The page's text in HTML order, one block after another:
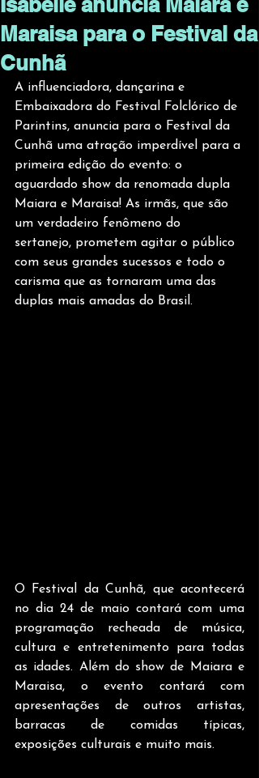
Maraisa para o Festival da
Cunhã
A influenciadora, dançarina e
Embaixadora do Festival Folclórico de
Parintins, anuncia para o Festival da
Cunhã uma atração imperdível para a
primeira edição do evento: o
aguardado show da renomada dupla
Maiara e Maraisa! As irmãs, que são
um verdadeiro fenômeno do
sertanejo, prometem agitar o público
com seus grandes sucessos e todo o
carisma que as tornaram uma das
duplas mais amadas do Brasil.
O Festival da Cunhã, que acontecerá
no dia 24 de maio contará com uma
programação recheada de música,
cultura e entretenimento para todas
as idades. Além do show de Maiara e
Maraisa, o evento contará com
apresentações de outros artistas,
barracas de comidas típicas,
exposições culturais e muito mais.